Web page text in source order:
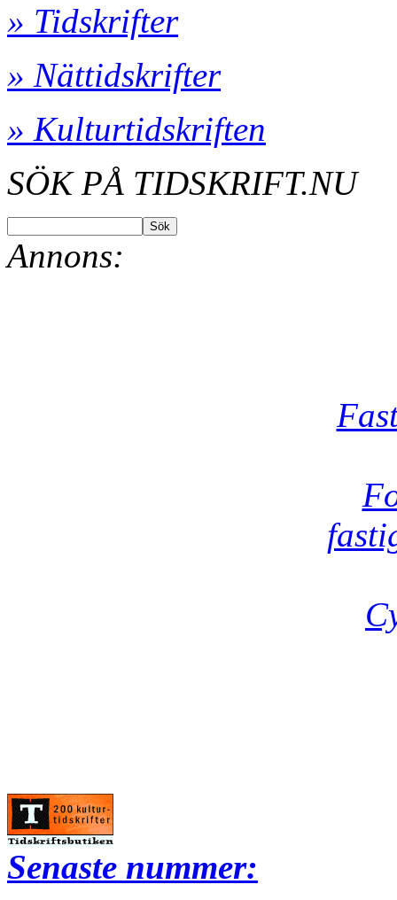
» Tidskrifter
» Nättidskrifter
» Kulturtidskriften
SÖK PÅ TIDSKRIFT.NU
Annons:
Senaste nummer: